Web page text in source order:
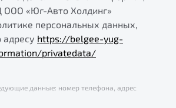
ООО «Юг-Авто Холдинг»
персональных данных,
https://belgee-yug-
privatedata/
данные: номер телефона, адрес